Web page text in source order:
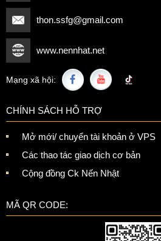
thon.ssfg@gmail.com
www.nennhat.net
Mạng xã hội:
CHÍNH SÁCH HỖ TRỢ
Mở mới/ chuyển tài khoản ở VPS
Các thao tác giao dịch cơ bản
Cộng đồng Ck Nến Nhật
MÃ QR CODE: